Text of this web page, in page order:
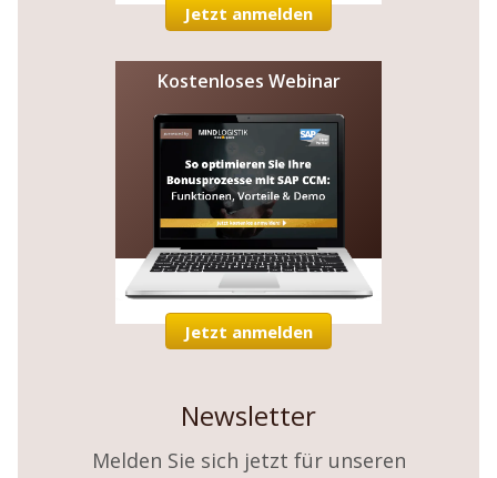
Jetzt anmelden
Kostenloses Webinar
Jetzt anmelden
Newsletter
Melden Sie sich jetzt für unseren